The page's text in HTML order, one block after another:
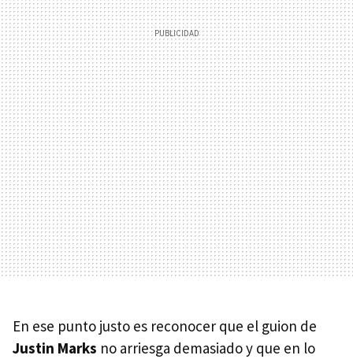
En ese punto justo es reconocer que el guion de
Justin Marks no arriesga demasiado y que en lo